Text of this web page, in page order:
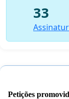
33
Petições